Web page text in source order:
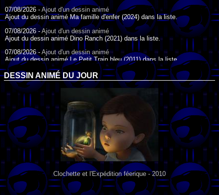
07/08/2026 - Ajout d'un dessin animé
Ajout du dessin animé Ma famille d'enfer (2024) dans la liste.
07/08/2026 -Ajout d'un dessin animé
Ajout du dessin animé Dino Ranch (2021) dans la liste.
07/08/2026 -Ajout d'un dessin animé
Ajout du dessin animé Le Petit Train bleu (2011) dans la liste.
07/08/2026 - Ajout d'un dessin animé
Ajout du dessin animé Agent Spécial Oso (2009) dans la liste.
17/07/2026 -Ajout d'un dessin animé
Ajout du dessin animé Peter Pan (1988) dans la liste.
17/07/2026 -Ajout d'un dessin animé
Ajout du dessin animé Le Bossu de Notre-Dame (1996) dans la liste.
DESSIN ANIMÉ DU JOUR
Clochette et l'Expédition féerique - 2010